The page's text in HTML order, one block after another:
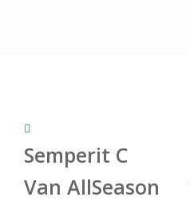
Semperit C
Van AllSeason